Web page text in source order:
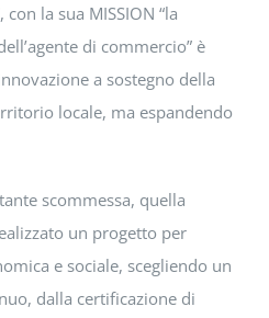
la sua MISSION “la
di commercio” è
a sostegno della
locale, ma espandendo
scommessa, quella
un progetto per
e sociale, scegliendo un
dalla certificazione di